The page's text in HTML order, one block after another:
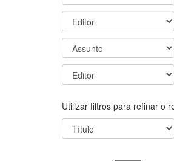
Utilizar filtros para refinar o